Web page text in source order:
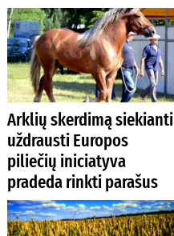
Arklių skerdimą siekianti
uždrausti Europos
piliečių iniciatyva
pradeda rinkti parašus